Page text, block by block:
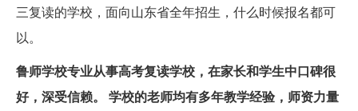
三复读的学校，面向山东省全年招生，什么时候报名都可
以。
鲁师学校专业从事高考复读学校，在家长和学生中口碑很
好，深受信赖。
学校的老师均有多年教学经验，师资力量